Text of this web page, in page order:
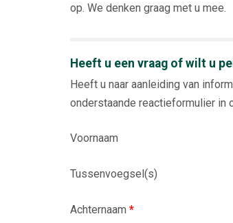
op. We denken graag met u mee.
Heeft u een vraag of wilt u
Heeft u naar aanleiding van
onderstaande reactieformulier in
Voornaam
Tussenvoegsel(s)
Achternaam *